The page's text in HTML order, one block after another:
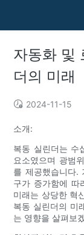
자동화 및
더의 미래
2024-11-15
소개:
복동 실린더는 수
요소였으며 광범
를 제공했습니다.
구가 증가함에 따
미래는 상당한 혁
복동 실린더의 미
는 영향을 살펴보